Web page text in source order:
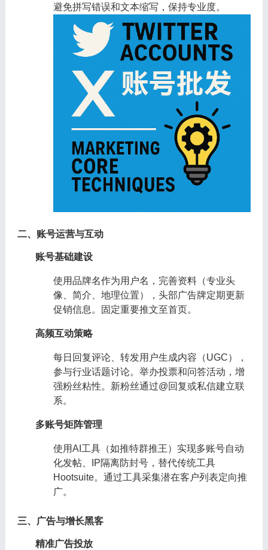
避免拼写错误和文本缩写，保持专业度。
二、账号运营与互动
账号基础建设
使用品牌名作为用户名，完善资料（专业头
像、简介、地理位置），头部广告牌定期更新
促销信息。固定重要推文至首页。
高频互动策略
每日回复评论、转发用户生成内容（UGC），
参与行业话题讨论。举办投票和问答活动，增
强粉丝粘性。新粉丝通过@回复或私信建立联
系。
多账号矩阵管理
使用AI工具（如推特群推王）实现多账号自动
化发帖、IP隔离防封号，替代传统工具
Hootsuite。通过工具采集潜在客户列表定向推
广。
三、广告与增长黑客
精准广告投放